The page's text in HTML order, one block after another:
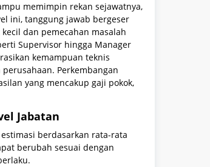
memimpin rekan sejawatnya,
ini, tanggung jawab bergeser
dan pemecahan masalah
Supervisor hingga Manager
kemampuan teknis
Perkembangan
yang mencakup gaji pokok,
Jabatan
berdasarkan rata-rata
berubah sesuai dengan